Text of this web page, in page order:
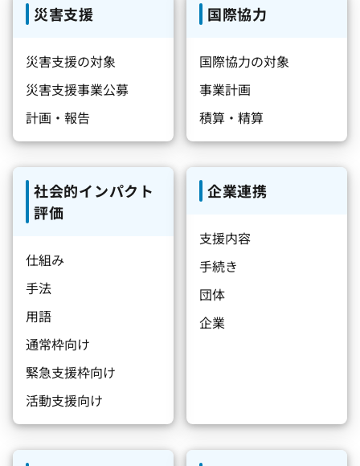
災害支援
災害支援の対象
災害支援事業公募
計画・報告
国際協力
国際協力の対象
事業計画
積算・精算
社会的インパクト
評価
仕組み
手法
用語
通常枠向け
緊急支援枠向け
活動支援向け
企業連携
支援内容
手続き
団体
企業